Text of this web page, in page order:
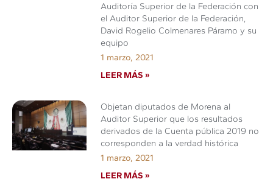
Auditoría Superior de la Federación con
el Auditor Superior de la Federación,
David Rogelio Colmenares Páramo y su
equipo
1 marzo, 2021
LEER MÁS »
Objetan diputados de Morena al
Auditor Superior que los resultados
derivados de la Cuenta pública 2019 no
corresponden a la verdad histórica
1 marzo, 2021
LEER MÁS »